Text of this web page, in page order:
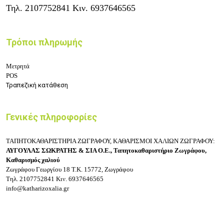
Τηλ. 2107752841 Κιν. 6937646565
Τρόποι πληρωμής
Μετρητά
POS
Τραπεζική κατάθεση
Γενικές πληροφορίες
ΤΑΠΗΤΟΚΑΘΑΡΙΣΤΗΡΙΑ ΖΩΓΡΑΦΟΥ, ΚΑΘΑΡΙΣΜΟΙ ΧΑΛΙΩΝ ΖΩΓΡΑΦΟΥ:
ΑΥΓΟΥΛΑΣ ΣΩΚΡΑΤΗΣ & ΣΙΑ Ο.Ε., Ταπητοκαθαριστήριο Ζωγράφου,
Καθαρισμός χαλιού
Ζωγράφου Γεωργίου 18 Τ.Κ. 15772, Ζωγράφου
Τηλ. 2107752841 Κιν. 6937646565
info@katharizoxalia.gr